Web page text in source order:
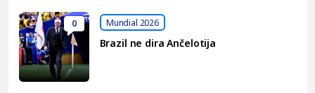
0 Mundial 2026
Brazil ne dira Ančelotija